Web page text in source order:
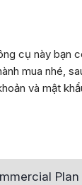
cụ này bạn
mua nhé,
và mật